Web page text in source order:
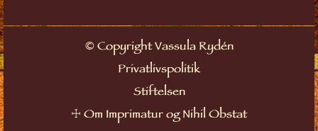
©Copyright Vassula Rydén
Privatlivspolitik
Stiftelsen
☩ Om Imprimatur og Nihil Obstat